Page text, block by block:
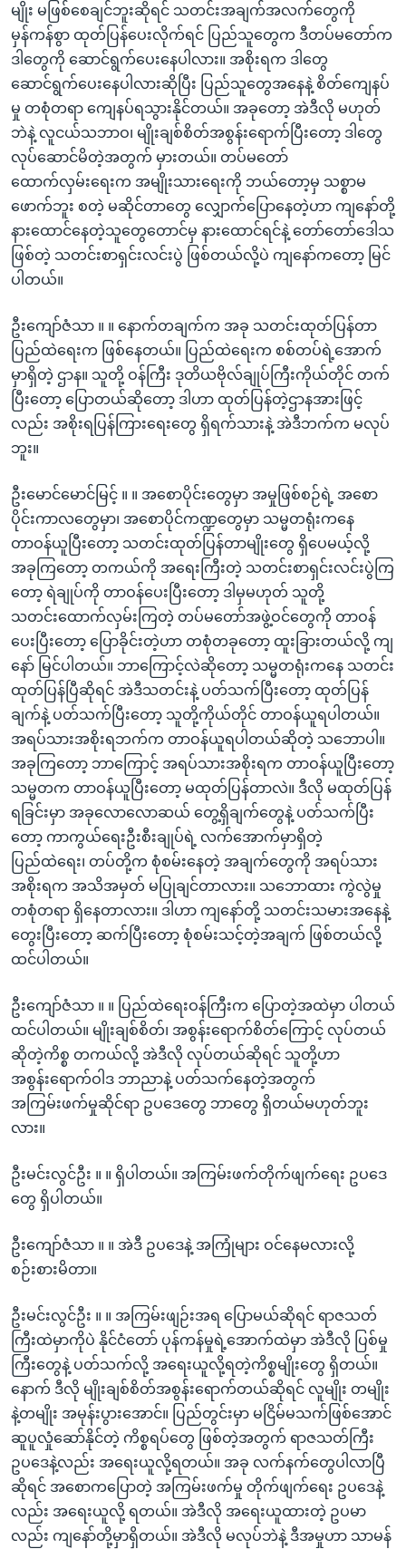
မျိုး မဖြစ်စေချင်ဘူးဆိုရင် သတင်းအချက်အလက်တွေကို
မှန်ကန်စွာ ထုတ်ပြန်ပေးလိုက်ရင် ပြည်သူတွေက ဒီတပ်မတော်က
ဒါတွေကို ဆောင်ရွက်ပေးနေပါလား။ အစိုးရက ဒါတွေ
ဆောင်ရွက်ပေးနေပါလားဆိုပြီး ပြည်သူတွေအနေနဲ့ စိတ်ကျေနပ်
မှု တစုံတရာ ကျေနပ်ရသွားနိုင်တယ်။ အခုတော့ အဲဒီလို မဟုတ်
ဘဲနဲ့ လူငယ်သဘာဝ၊ မျိုးချစ်စိတ်အစွန်းရောက်ပြီးတော့ ဒါတွေ
လုပ်ဆောင်မိတဲ့အတွက် မှားတယ်။ တပ်မတော်
ထောက်လှမ်းရေးက အမျိုးသားရေးကို ဘယ်တော့မှ သစ္စာမ
ဖောက်ဘူး စတဲ့ မဆိုင်တာတွေ လျှောက်ပြောနေတဲ့ဟာ ကျနော်တို့
နားထောင်နေတဲ့သူတွေတောင်မှ နားထောင်ရင်နဲ့ တော်တော်ဒေါသ
ဖြစ်တဲ့ သတင်းစာရှင်းလင်းပွဲ ဖြစ်တယ်လို့ပဲ ကျနော်ကတော့ မြင်
ပါတယ်။
ဦးကျော်ဇံသာ ။ ။ နောက်တချက်က အခု သတင်းထုတ်ပြန်တာ
ပြည်ထဲရေးက ဖြစ်နေတယ်။ ပြည်ထဲရေးက စစ်တပ်ရဲ့အောက်
မှာရှိတဲ့ ဌာန။ သူတို့ ဝန်ကြီး ဒုတိယဗိုလ်ချုပ်ကြီးကိုယ်တိုင် တက်
ပြီးတော့ ပြောတယ်ဆိုတော့ ဒါဟာ ထုတ်ပြန်တဲ့ဌာနအားဖြင့်
လည်း အစိုးရပြန်ကြားရေးတွေ ရှိရက်သားနဲ့ အဲဒီဘက်က မလုပ်
ဘူး။
ဦးမောင်မောင်မြင့် ။ ။ အစောပိုင်းတွေမှာ အမှုဖြစ်စဉ်ရဲ့ အစော
ပိုင်းကာလတွေမှာ၊ အစောပိုင်ကဏ္ဍတွေမှာ သမ္မတရုံးကနေ
တာဝန်ယူပြီးတော့ သတင်းထုတ်ပြန်တာမျိုးတွေ ရှိပေမယ့်လို့
အခုကြတော့ တကယ်ကို အရေးကြီးတဲ့ သတင်းစာရှင်းလင်းပွဲကြ
တော့ ရဲချုပ်ကို တာဝန်ပေးပြီးတော့ ဒါမှမဟုတ် သူတို့
သတင်းထောက်လှမ်းကြတဲ့ တပ်မတော်အဖွဲ့ဝင်တွေကို တာဝန်
ပေးပြီးတော့ ပြောခိုင်းတဲ့ဟာ တစုံတခုတော့ ထူးခြားတယ်လို့ ကျ
နော် မြင်ပါတယ်။ ဘာကြောင့်လဲဆိုတော့ သမ္မတရုံးကနေ သတင်း
ထုတ်ပြန်ပြီဆိုရင် အဲဒီသတင်းနဲ့ ပတ်သက်ပြီးတော့ ထုတ်ပြန်
ချက်နဲ့ ပတ်သက်ပြီးတော့ သူတို့ကိုယ်တိုင် တာဝန်ယူရပါတယ်။
အရပ်သားအစိုးရဘက်က တာဝန်ယူရပါတယ်ဆိုတဲ့ သဘောပါ။
အခုကြတော့ ဘာကြောင့် အရပ်သားအစိုးရက တာဝန်ယူပြီးတော့
သမ္မတက တာဝန်ယူပြီးတော့ မထုတ်ပြန်တာလဲ။ ဒီလို မထုတ်ပြန်
ရခြင်းမှာ အခုလောလောဆယ် တွေ့ရှိချက်တွေနဲ့ ပတ်သက်ပြီး
တော့ ကာကွယ်ရေးဦးစီးချုပ်ရဲ့ လက်အောက်မှာရှိတဲ့
ပြည်ထဲရေး၊ တပ်တို့က စုံစမ်းနေတဲ့ အချက်တွေကို အရပ်သား
အစိုးရက အသိအမှတ် မပြုချင်တာလား။ သဘောထား ကွဲလွဲမှု
တစုံတရာ ရှိနေတာလား။ ဒါဟာ ကျနော်တို့ သတင်းသမားအနေနဲ့
တွေးပြီးတော့ ဆက်ပြီးတော့ စုံစမ်းသင့်တဲ့အချက် ဖြစ်တယ်လို့
ထင်ပါတယ်။
ဦးကျော်ဇံသာ ။ ။ ပြည်ထဲရေးဝန်ကြီးက ပြောတဲ့အထဲမှာ ပါတယ်
ထင်ပါတယ်။ မျိုးချစ်စိတ်၊ အစွန်းရောက်စိတ်ကြောင့် လုပ်တယ်
ဆိုတဲ့ကိစ္စ တကယ်လို့ အဲဒီလို လုပ်တယ်ဆိုရင် သူတို့ဟာ
အစွန်းရောက်ဝါဒ ဘာညာနဲ့ ပတ်သက်နေတဲ့အတွက်
အကြမ်းဖက်မှုဆိုင်ရာ ဥပဒေတွေ ဘာတွေ ရှိတယ်မဟုတ်ဘူး
လား။
ဦးမင်းလွင်ဦး ။ ။ ရှိပါတယ်။ အကြမ်းဖက်တိုက်ဖျက်ရေး ဥပဒေ
တွေ ရှိပါတယ်။
ဦးကျော်ဇံသာ ။ ။ အဲဒီ ဥပဒေနဲ့ အကြုံများ ဝင်နေမလားလို့
စဉ်းစားမိတာ။
ဦးမင်းလွင်ဦး ။ ။ အကြမ်းဖျဉ်းအရ ပြောမယ်ဆိုရင် ရာဇသတ်
ကြီးထဲမှာကိုပဲ နိုင်ငံတော် ပုန်ကန်မှုရဲ့အောက်ထဲမှာ အဲဒီလို ပြစ်မှု
ကြီးတွေနဲ့ ပတ်သက်လို့ အရေးယူလို့ရတဲ့ကိစ္စမျိုးတွေ ရှိတယ်။
နောက် ဒီလို မျိုးချစ်စိတ်အစွန်းရောက်တယ်ဆိုရင် လူမျိုး တမျိုး
နဲ့တမျိုး အမုန်းပွားအောင်။ ပြည်တွင်းမှာ မငြိမ်မသက်ဖြစ်အောင်
ဆူပူလှုံဆော်နိုင်တဲ့ ကိစ္စရပ်တွေ ဖြစ်တဲ့အတွက် ရာဇသတ်ကြီး
ဥပဒေနဲ့လည်း အရေးယူလို့ရတယ်။ အခု လက်နက်တွေပါလာပြီ
ဆိုရင် အစောကပြောတဲ့ အကြမ်းဖက်မှု တိုက်ဖျက်ရေး ဥပဒေနဲ့
လည်း အရေးယူလို့ ရတယ်။ အဲဒီလို အရေးယူထားတဲ့ ဥပမာ
လည်း ကျနော်တို့မှာရှိတယ်။ အဲဒီလို မလုပ်ဘဲနဲ့ ဒီအမှုဟာ သာမန်